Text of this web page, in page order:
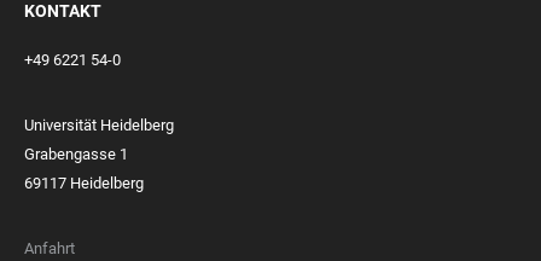
KONTAKT
+49 6221 54-0
Universität Heidelberg
Grabengasse 1
69117 Heidelberg
Anfahrt